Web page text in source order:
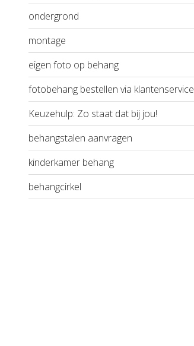
ondergrond
montage
eigen foto op behang
fotobehang bestellen via klantenservice
Keuzehulp: Zo staat dat bij jou!
behangstalen aanvragen
kinderkamer behang
behangcirkel